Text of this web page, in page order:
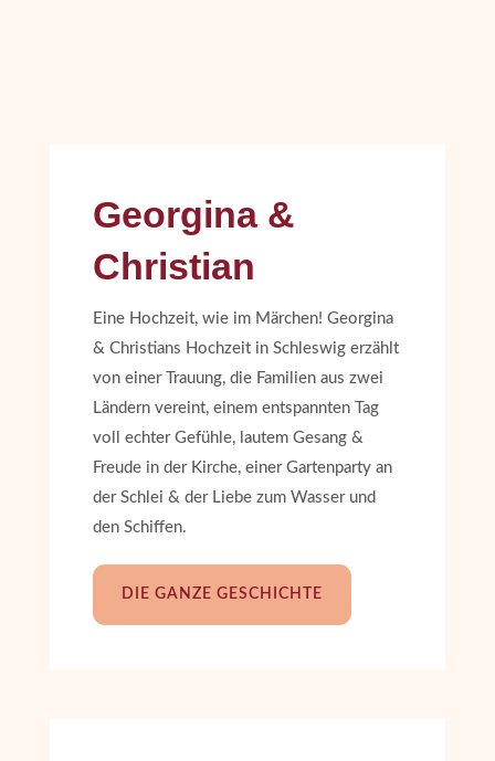
Georgina &
Christian
Eine Hochzeit, wie im Märchen! Georgina
& Christians Hochzeit in Schleswig erzählt
von einer Trauung, die Familien aus zwei
Ländern vereint, einem entspannten Tag
voll echter Gefühle, lautem Gesang &
Freude in der Kirche, einer Gartenparty an
der Schlei & der Liebe zum Wasser und
den Schiffen.
DIE GANZE GESCHICHTE